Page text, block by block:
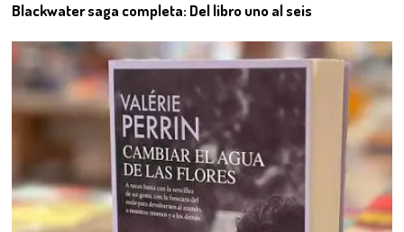
Blackwater saga completa: Del libro uno al seis